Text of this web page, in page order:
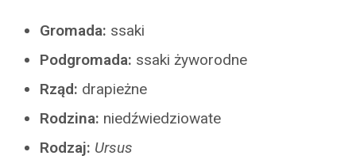
Gromada: ssaki
Podgromada: ssaki żyworodne
Rząd: drapieżne
Rodzina: niedźwiedziowate
Rodzaj: Ursus